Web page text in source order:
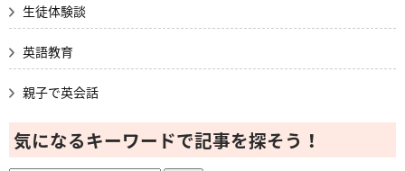
生徒体験談
英語教育
親子で英会話
気になるキーワードで記事を探そう！